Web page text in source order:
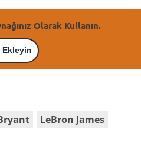
Olarak Kullanın.
Ekleyin
LeBron James